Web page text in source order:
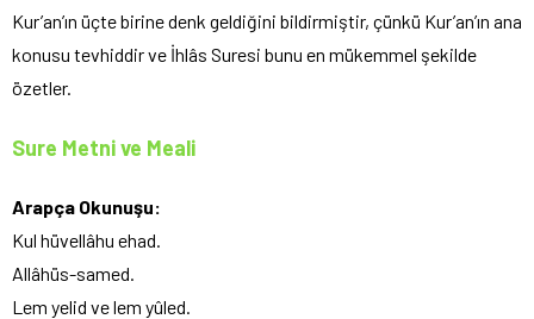
Kur’an’ın üçte birine denk geldiğini bildirmiştir, çünkü Kur’an’ın ana
konusu tevhiddir ve İhlâs Suresi bunu en mükemmel şekilde
özetler.
Sure Metni ve Meali
Arapça Okunuşu:
Kul hüvellâhu ehad.
Allâhüs-samed.
Lem yelid ve lem yûled.